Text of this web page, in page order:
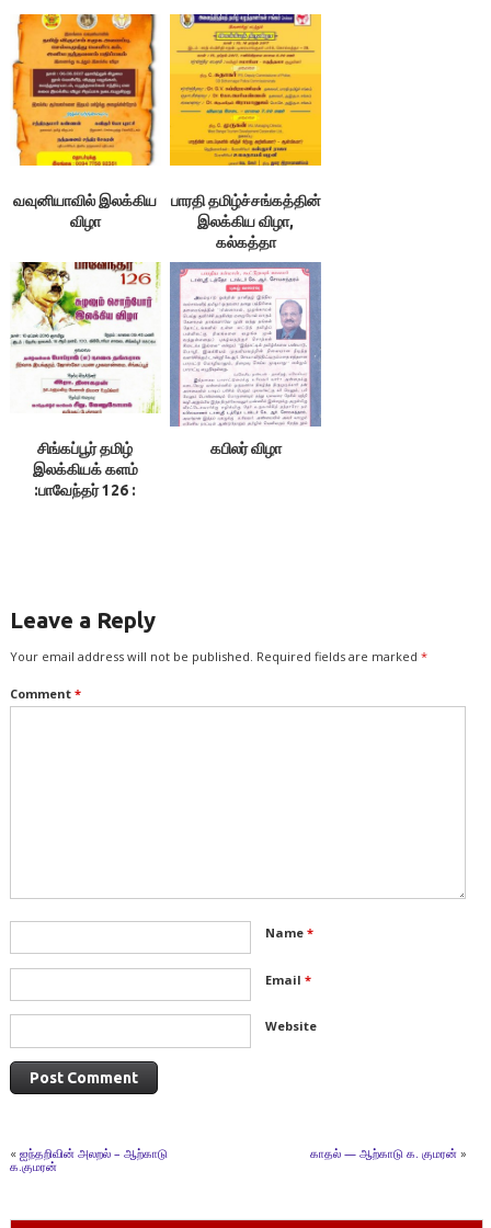
வவுனியாவில் இலக்கிய
விழா
பாரதி தமிழ்ச்சங்கத்தின்
இலக்கிய விழா,
கல்கத்தா
சிங்கப்பூர் தமிழ்
இலக்கியக் களம்
:பாவேந்தர் 126 :
கபிலர் விழா
Leave a Reply
Your email address will not be published. Required fields are marked *
Comment *
Name *
Email *
Website
« ஐந்தறிவின் அலறல் – ஆற்காடு
க.குமரன்
காதல் — ஆற்காடு க. குமரன் »